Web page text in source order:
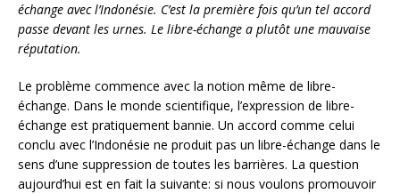
échange avec l’Indonésie. C’est la première fois qu’un tel accord
passe devant les urnes. Le libre-échange a plutôt une mauvaise
réputation.
Le problème commence avec la notion même de libre-
échange. Dans le monde scientifique, l’expression de libre-
échange est pratiquement bannie. Un accord comme celui
conclu avec l’Indonésie ne produit pas un libre-échange dans le
sens d’une suppression de toutes les barrières. La question
aujourd’hui est en fait la suivante: si nous voulons promouvoir